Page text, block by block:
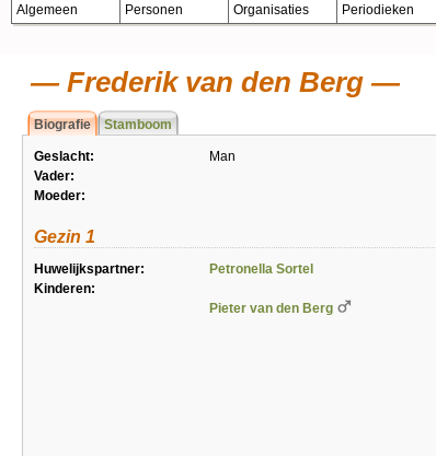
Algemeen Personen Organisaties Periodieken
Frederik van den Berg
Biografie Stamboom
Geslacht:
Man
Vader:
Moeder:
Gezin 1
Huwelijkspartner:
Petronella Sortel
Kinderen:
Pieter van den Berg